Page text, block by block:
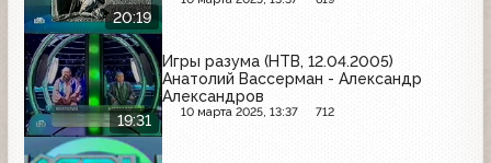
20:19
19:31
Игры разума (НТВ, 12.04.2005)
Анатолий Вассерман - Александр
Александров
10 марта 2025, 13:37 712